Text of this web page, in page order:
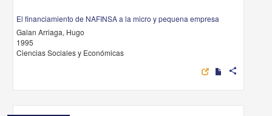
El financiamiento de NAFINSA a la micro y pequena empresa
Galan Arriaga, Hugo
1995
Ciencias Sociales y Económicas
share